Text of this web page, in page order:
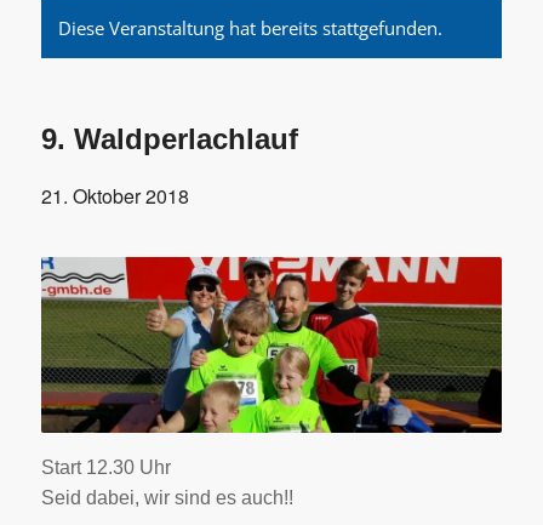
Diese Veranstaltung hat bereits stattgefunden.
9. Waldperlachlauf
21. Oktober 2018
Start 12.30 Uhr
Seid dabei, wir sind es auch!!